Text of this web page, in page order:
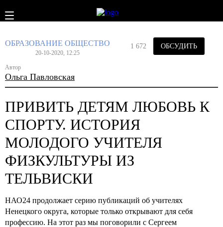
ОБРАЗОВАНИЕ ОБЩЕСТВО
20-10-2020, 12:25
Автор
Ольга Павловская
1 672 ОБСУДИТЬ
ПРИВИТЬ ДЕТЯМ ЛЮБОВЬ К
СПОРТУ. ИСТОРИЯ
МОЛОДОГО УЧИТЕЛЯ
ФИЗКУЛЬТУРЫ ИЗ
ТЕЛЬВИСКИ
НАО24 продолжает серию публикаций об учителях
Ненецкого округа, которые только открывают для себя
профессию. На этот раз мы поговорили с Сергеем